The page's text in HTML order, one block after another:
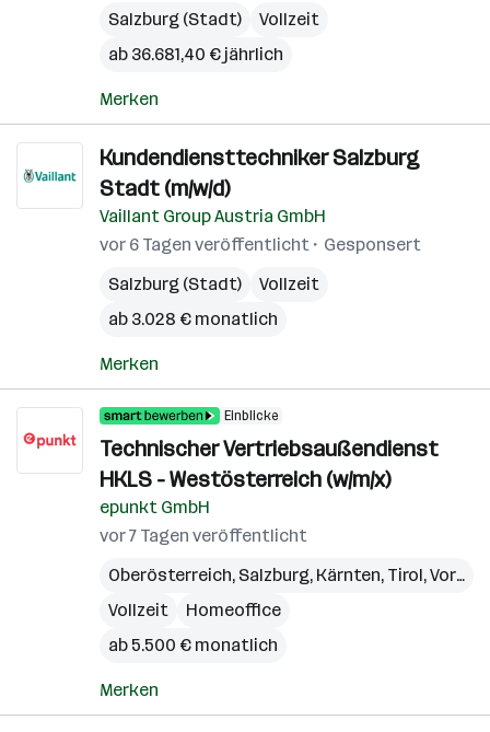
Salzburg (Stadt)
Vollzeit
ab 36.681,40 € jährlich
Merken
Kundendiensttechniker Salzburg
Stadt (m/w/d)
Vaillant Group Austria GmbH
vor 6 Tagen veröffentlicht
Gesponsert
Salzburg (Stadt)
Vollzeit
ab 3.028 € monatlich
Merken
Einblicke
Technischer Vertriebsaußendienst
HKLS - Westösterreich (w/m/x)
epunkt GmbH
vor 7 Tagen veröffentlicht
Oberösterreich, Salzburg, Kärnten, Tirol,Vorarlberg
Vollzeit
Homeoffice
ab 5.500 € monatlich
Merken